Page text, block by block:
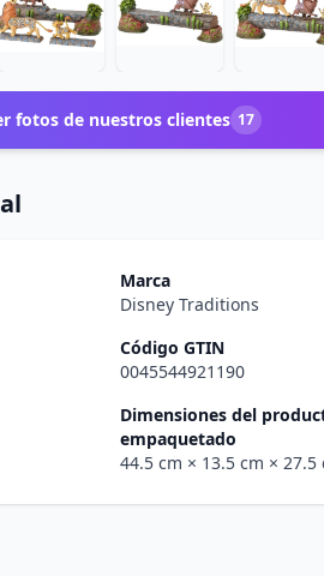
fotos de nuestros clientes 17
Marca
Disney Traditions
Código GTIN
0045544921190
Dimensiones del
empaquetado
44.5 cm × 13.5 cm × 27.5